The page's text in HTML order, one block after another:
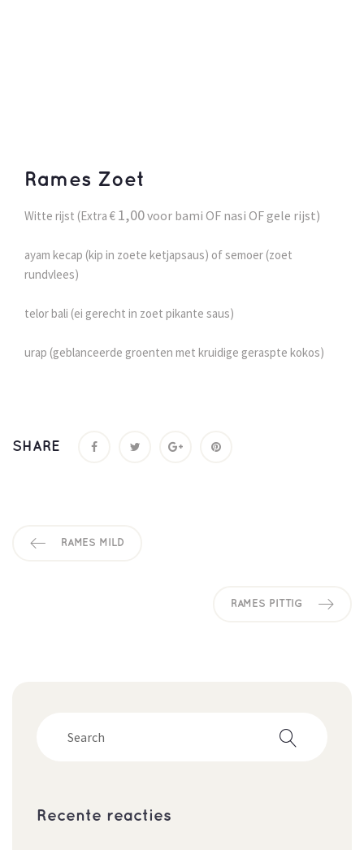
Rames Zoet
Witte rijst (Extra € 1,00voor bami OF nasi OF gele rijst)
ayam kecap (kip in zoete ketjapsaus) of semoer (zoet
rundvlees)
telor bali (ei gerecht in zoet pikante saus)
urap (geblanceerde groenten met kruidige geraspte kokos)
SHARE
RAMES MILD
RAMES PITTIG
Recente reacties